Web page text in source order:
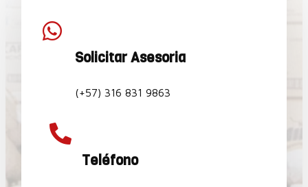

Solicitar Asesoria
(+57) 316 831 9863

Teléfono